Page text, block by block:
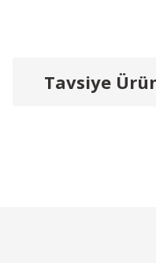
Ürün resmi kalitesiz,
Tavsiye